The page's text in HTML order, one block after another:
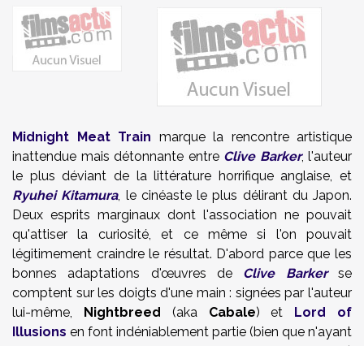
Midnight Meat Train marque la rencontre artistique
inattendue mais détonnante entre Clive Barker, l'auteur
le plus déviant de la littérature horrifique anglaise, et
Ryuhei Kitamura, le cinéaste le plus délirant du Japon.
Deux esprits marginaux dont l'association ne pouvait
qu'attiser la curiosité, et ce même si l'on pouvait
légitimement craindre le résultat. D'abord parce que les
bonnes adaptations d'œuvres de Clive Barkerse
comptent sur les doigts d'une main : signées par l'auteur
lui-même, Nightbreed (aka Cabale) et Lord of
Illusions en font indéniablement partie (bien que n'ayant